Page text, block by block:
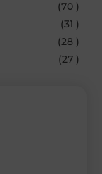
(70 )
(31 )
(28 )
(27 )